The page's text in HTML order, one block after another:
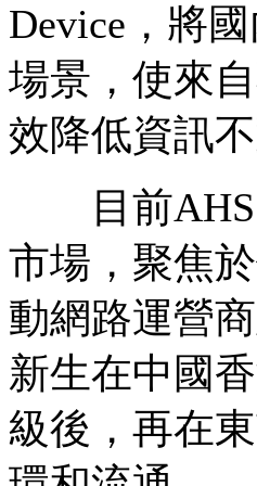
Device，將
場景，使來
效降低資訊
目前AHS
市場，聚焦
動網路運營
新生在中國
級後，再在